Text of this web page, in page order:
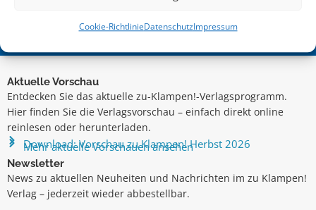
Cookie-RichtlinieDatenschutzImpressum
Aktuelle Vorschau
Entdecken Sie das aktuelle zu-Klampen!-Verlagsprogramm.
Hier finden Sie die Verlagsvorschau – einfach direkt online
reinlesen oder herunterladen.
Download: Vorschau zu Klampen! Herbst 2026
Mehr aktuelle Vorschauen ansehen
Newsletter
News zu aktuellen Neuheiten und Nachrichten im zu Klampen!
Verlag – jederzeit wieder abbestellbar.